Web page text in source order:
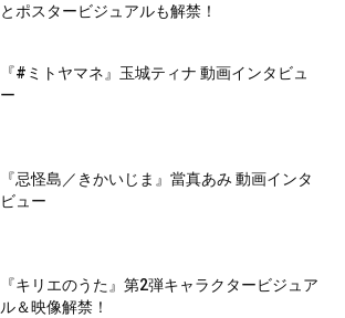
とポスタービジュアルも解禁！
『#ミトヤマネ』玉城ティナ 動画インタビュ
ー
『忌怪島／きかいじま』當真あみ 動画インタ
ビュー
『キリエのうた』第2弾キャラクタービジュア
ル＆映像解禁！